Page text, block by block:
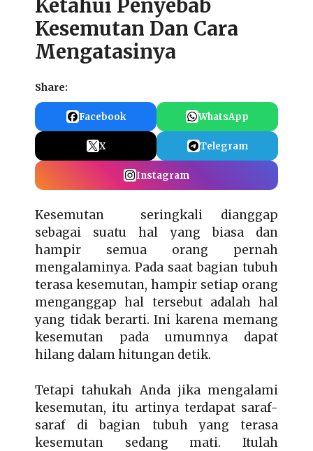
Ketahui Penyebab
Kesemutan Dan Cara
Mengatasinya
Share:
Facebook WhatsApp
X Telegram
Instagram
Kesemutan seringkali dianggap
sebagai suatu hal yang biasa dan
hampir semua orang pernah
mengalaminya. Pada saat bagian tubuh
terasa kesemutan, hampir setiap orang
menganggap hal tersebut adalah hal
yang tidak berarti. Ini karena memang
kesemutan pada umumnya dapat
hilang dalam hitungan detik.
Tetapi tahukah Anda jika mengalami
kesemutan, itu artinya terdapat saraf-
saraf di bagian tubuh yang terasa
kesemutan sedang mati. Itulah